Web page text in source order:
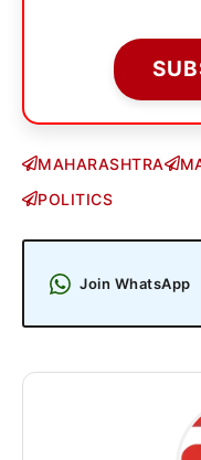
MAHARASHTRA
POLITICS
Join WhatsApp